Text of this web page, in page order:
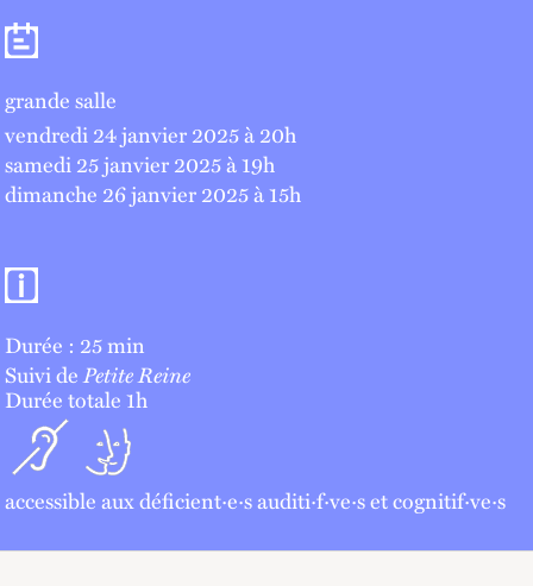
Séances
grande salle
vendredi 24 janvier 2025 à 20h
samedi 25 janvier 2025 à 19h
dimanche 26 janvier 2025 à 15h
Informations pratiques
Durée : 25 min
Suivi dePetite Reine
Durée totale 1h
accessible aux déficient·e·s auditi·f·ve·s et cognitif·ve·s